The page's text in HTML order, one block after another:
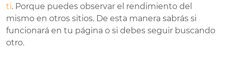
ti. Porque puedes observar el rendimiento del
mismo en otros sitios. De esta manera sabrás si
funcionará en tu página o si debes seguir buscando
otro.